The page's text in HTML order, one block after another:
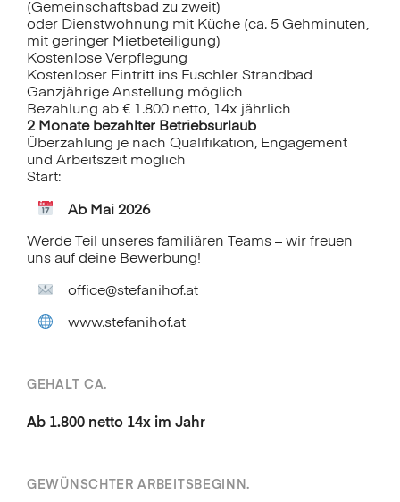
(Gemeinschaftsbad zu zweit)
oder Dienstwohnung mit Küche (ca. 5 Gehminuten,
mit geringer Mietbeteiligung)
Kostenlose Verpflegung
Kostenloser Eintritt ins Fuschler Strandbad
Ganzjährige Anstellung möglich
Bezahlung ab € 1.800 netto, 14x jährlich
2 Monate bezahlter Betriebsurlaub
Überzahlung je nach Qualifikation, Engagement
und Arbeitszeit möglich
Start:
Ab Mai 2026
Werde Teil unseres familiären Teams – wir freuen
uns auf deine Bewerbung!
office@stefanihof.at
www.stefanihof.at
GEHALT CA.
Ab 1.800 netto 14x im Jahr
GEWÜNSCHTER ARBEITSBEGINN.